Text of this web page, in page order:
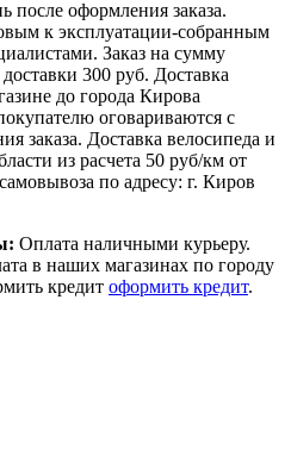
оформления заказа.
к эксплуатации-собранным
Заказ на сумму
300 руб. Доставка
до города Кирова
оговариваются с
заказа. Доставка велосипеда и
из расчета 50 руб/км от
по адресу: г. Киров
Оплата наличными курьеру.
в наших магазинах по городу
кредит оформить кредит.